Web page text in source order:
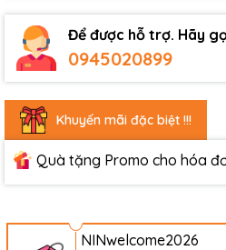
Để được hỗ trợ. Hãy
0945020899
Khuyến mãi đặc biệt !!!
Quà tặng Promo cho hóa
NINwelcome2026